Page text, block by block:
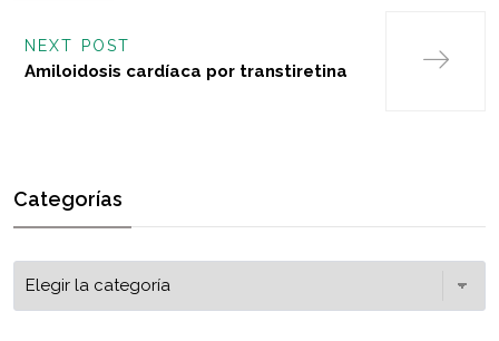
NEXT POST
Amiloidosis cardíaca por transtiretina
Categorías